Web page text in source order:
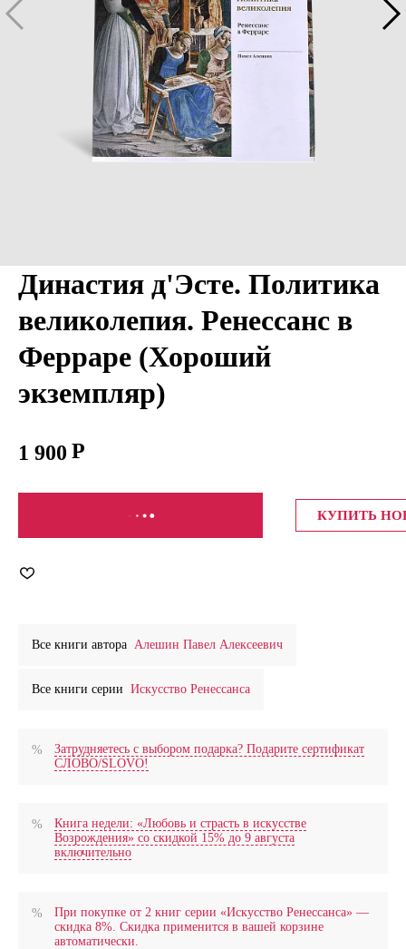
Династия д'Эсте. Политика
великолепия. Ренессанс в
Ферраре (Хороший
экземпляр)
1 900
СООБЩИТЬ О ПОСТУПЛЕНИИ КУПИТЬ
Все книги автора Алешин Павел Алексеевич
Все книги серии Искусство Ренессанса
Затрудняетесь с выбором подарка? Подарите сертификат
СЛОВО/SLOVO!
Книга недели: «Любовь и страсть в искусстве
Возрождения» со скидкой 15% до 9 августа
включительно
При покупке от 2 книг серии «Искусство Ренессанса» —
скидка 8%. Скидка применится в вашей корзине
автоматически.